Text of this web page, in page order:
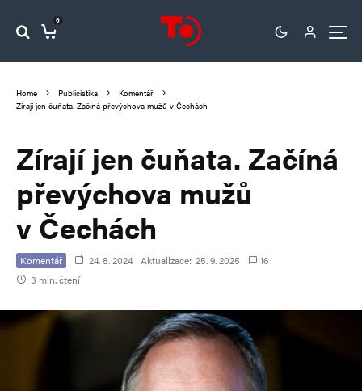
0
Home Publicistika
Komentář
Zírají jen čuňata. Začíná převýchova mužů v Čechách
Zírají jen čuňata. Začíná
převýchova mužů
v Čechách
Komentář 24. 8. 2024 Aktualizace: 25. 9. 2025
16
3 min. čtení